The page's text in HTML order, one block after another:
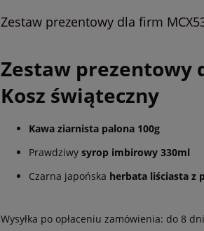
Zestaw prezentowy dla firm
Zestaw prezentowy
Kosz świąteczny
Kawa ziarnista palona 100g
Prawdziwysyrop imbirowy 330ml
Czarna japońska herbata liściasta z
Wysyłka po opłaceniu zamówienia: do 8 dni